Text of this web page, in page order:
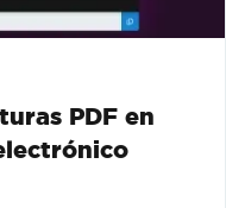
PDF en